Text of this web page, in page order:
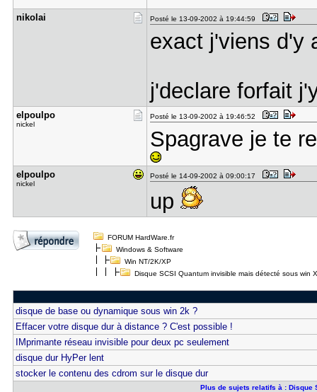
nikolai Posté le 13-09-2002 à 19:44:59
exact j'viens d'y
j'declare forfait
elpoulpo
nickel
Posté le 13-09-2002 à 19:46:52
Spagrave je te
elpoulpo
nickel
Posté le 14-09-2002 à 09:00:17
up
FORUM HardWare.fr
Windows & Software
Win NT/2K/XP
Disque SCSI Quantum invisible mais détecté sous win
disque de base ou dynamique sous win 2k ?
Effacer votre disque dur à distance ? C'est possible !
IMprimante réseau invisible pour deux pc seulement
disque dur HyPer lent
stocker le contenu des cdrom sur le disque dur
Plus de sujets relatifs à : Disque